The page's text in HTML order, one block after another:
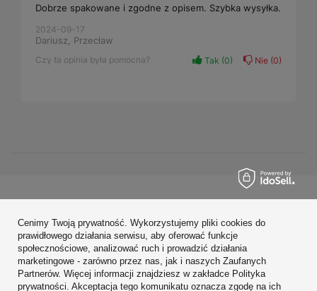
Dobrze spakowane i zgodne z opisem. Szybka wysyłka.
2024-09-17
Dariusz, Przecław
Czy ta opinia była pomocna? Tak 0 Nie 0
Konto
Regulaminy
Zobacz również
Cenimy Twoją prywatność. Wykorzystujemy pliki cookies do
prawidłowego działania serwisu, aby oferować funkcje
społecznościowe, analizować ruch i prowadzić działania
marketingowe - zarówno przez nas, jak i naszych Zaufanych
Partnerów. Więcej informacji znajdziesz w zakładce Polityka
prywatności. Akceptacja tego komunikatu oznacza zgodę na ich